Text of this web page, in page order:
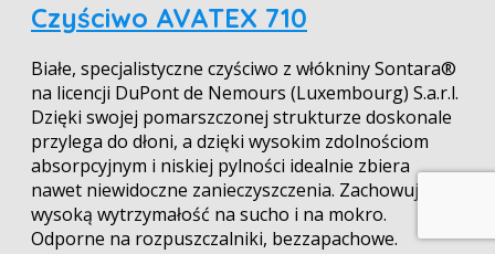
Czyściwo AVATEX 710
Białe, specjalistyczne czyściwo z włókniny Sontara®
na licencji DuPont de Nemours (Luxembourg) S.a.r.l.
Dzięki swojej pomarszczonej strukturze doskonale
przylega do dłoni, a dzięki wysokim zdolnościom
absorpcyjnym i niskiej pylności idealnie zbiera
nawet niewidoczne zanieczyszczenia. Zachowuje
wysoką wytrzymałość na sucho i na mokro.
Odporne na rozpuszczalniki, bezzapachowe.